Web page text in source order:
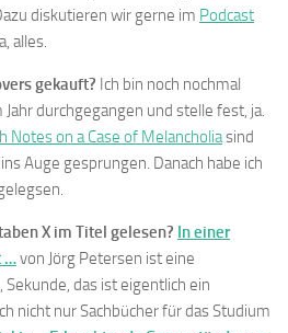
diskutieren wir gerne im Podcast
alles.
gekauft? Ich bin noch nochmal
durchgegangen und stelle fest, ja.
Notes on a Case of Melancholiasind
Auge gesprungen. Danach habe ich
X im Titel gelesen? In einer
…von Jörg Petersen ist eine
das ist eigentlich ein
nicht nur Sachbücher für das Studium